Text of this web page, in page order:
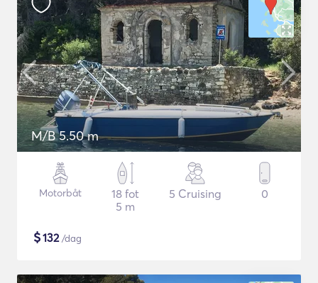
M/B 5.50 m
Motorbåt
18 fot
5 m
5 Cruising 0
$132/dag